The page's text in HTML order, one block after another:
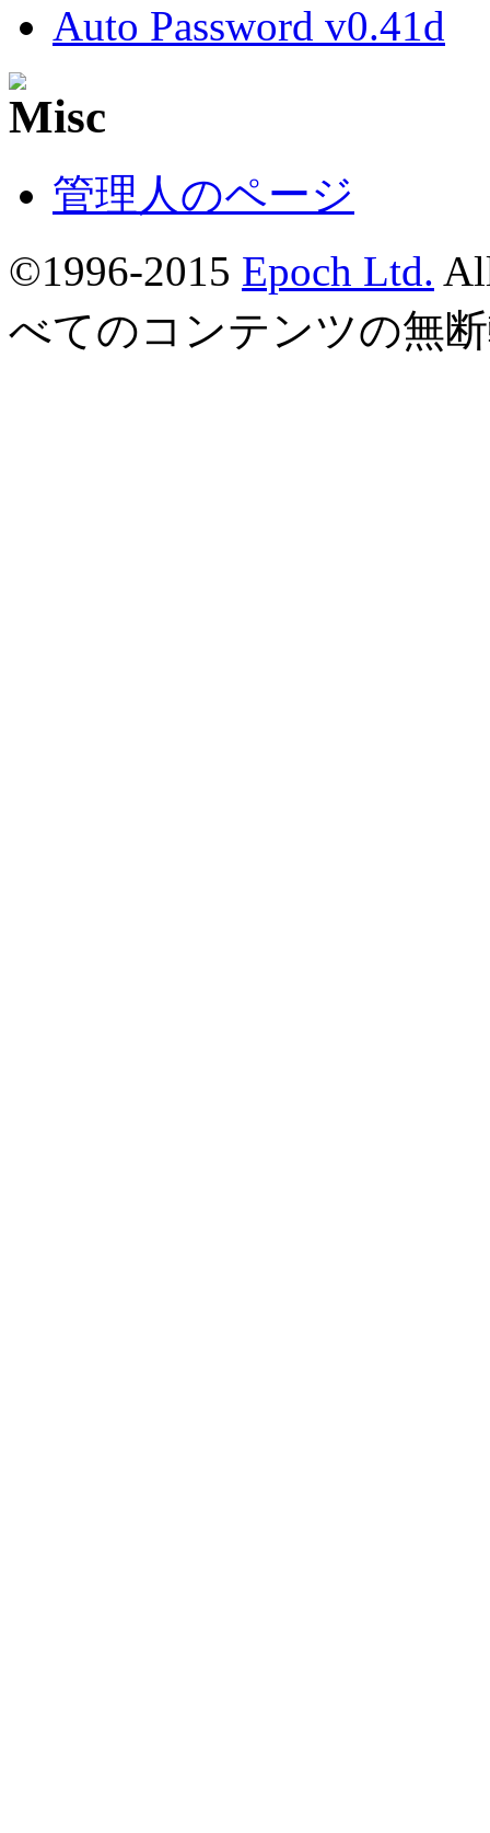
Auto Password v0.41d
管理人のページ
©1996-2015 Epoch Ltd.
べてのコンテンツの無